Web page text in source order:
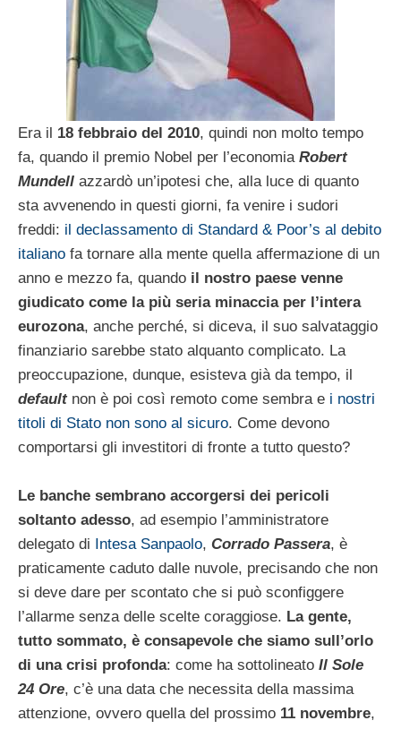
Era il 18 febbraio del 2010, quindi non molto tempo
fa, quando il premio Nobel per l’economia Robert
Mundell azzardò un’ipotesi che, alla luce di quanto
sta avvenendo in questi giorni, fa venire i sudori
freddi: il declassamento di Standard & Poor’s al debito
italiano fa tornare alla mente quella affermazione di un
anno e mezzo fa, quando il nostro paese venne
giudicato come la più seria minaccia per l’intera
eurozona, anche perché, si diceva, il suo salvataggio
finanziario sarebbe stato alquanto complicato. La
preoccupazione, dunque, esisteva già da tempo, il
defaultnon è poi così remoto come sembra e i nostri
titoli di Stato non sono al sicuro. Come devono
comportarsi gli investitori di fronte a tutto questo?
Le banche sembrano accorgersi dei pericoli
soltanto adesso, ad esempio l’amministratore
delegato di
Intesa Sanpaolo, Corrado Passera, è
praticamente caduto dalle nuvole, precisando che non
si deve dare per scontato che si può sconfiggere
l’allarme senza delle scelte coraggiose. La gente,
tutto sommato, è consapevole che siamo sull’orlo
di una crisi profonda: come ha sottolineato Il Sole
24 Ore, c’è una data che necessita della massima
attenzione, ovvero quella del prossimo 11 novembre,